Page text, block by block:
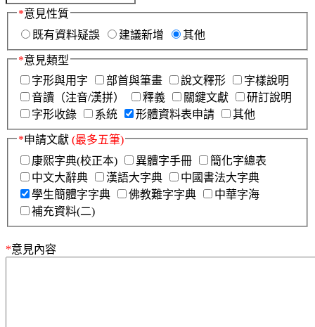
*意見性質
既有資料疑誤
建議新增 其他
*意見類型
字形與用字
部首與筆畫 說文釋形
字樣說明
音讀（注音/漢拼）
釋義 關鍵文獻
研訂說明
字形收錄
系統 形體資料表申請 其他
*申請文獻 (最多五筆)
康熙字典(校正本)
異體字手冊
簡化字總表
中文大辭典
漢語大字典
中國書法大字典
學生簡體字字典
佛教難字字典
中華字海
補充資料(二)
*意見內容